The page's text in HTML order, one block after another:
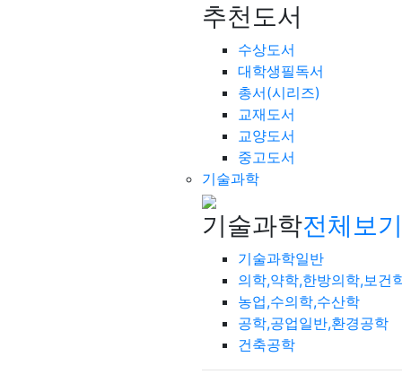
추천도서
수상도서
대학생필독서
총서(시리즈)
교재도서
교양도서
중고도서
기술과학
기술과학전체보
기술과학일반
의학,약학,한방의학,보건
농업,수의학,수산학
공학,공업일반,환경공학
건축공학